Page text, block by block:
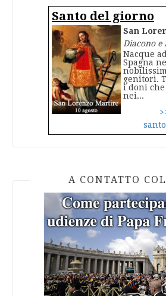
Santo del giorno
San
Diacono
Nacque
Spagna
genitori.
i doni
nei...
A CONTATTO